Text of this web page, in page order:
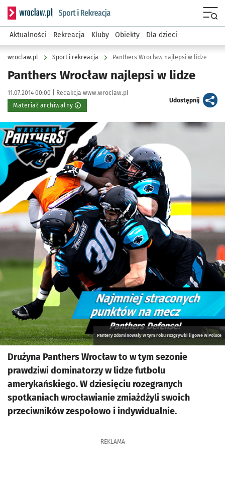
Serwis informacyjny wroclaw.pl podserwis: Sport i rekreacja
Aktualności Rekreacja Kluby Obiekty Dla dzieci
wroclaw.pl Sport i rekreacja Panthers Wrocław najlepsi w lidze
Panthers Wrocław najlepsi w lidze
Data publikacji:
11.07.2014 00:00 | Autor:
Redakcja www.wroclaw.pl
Materiał archiwalny
Udostępnijartykuł
Kliknij, aby powiększyć
Pantery zdominowały w tym roku rozgrywki ligowe w Polsce
Drużyna Panthers Wrocław to w tym sezonie
prawdziwi dominatorzy w lidze futbolu
amerykańskiego. W dziesięciu rozegranych
spotkaniach wrocławianie zmiażdżyli swoich
przeciwników zespołowo i indywidualnie.
REKLAMA